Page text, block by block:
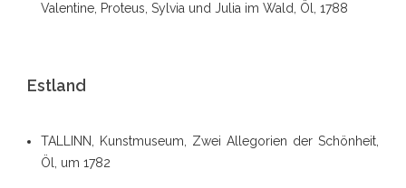
Valentine, Proteus, Sylvia und Julia im Wald, Öl, 1788
Estland
TALLINN, Kunstmuseum, Zwei Allegorien der Schönheit,
Öl, um 1782